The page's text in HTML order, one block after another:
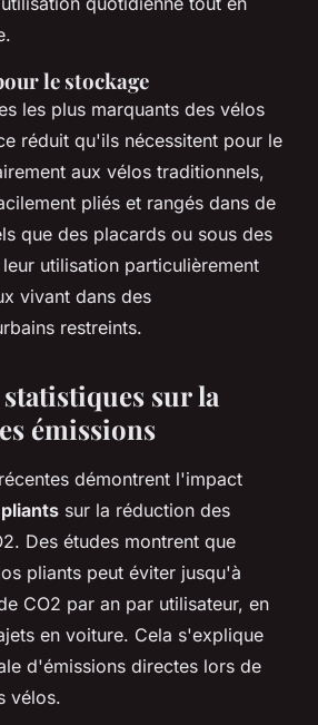
le stockage
les plus marquants des vélos
réduit qu'ils nécessitent pour le
aux vélos traditionnels,
pliés et rangés dans de
que des placards ou sous des
utilisation particulièrement
vivant dans des
restreints.
sur la
émissions
récentes démontrent l'impact
sur la réduction des
Des études montrent que
pliants peut éviter jusqu'à
CO2 par an par utilisateur, en
en voiture. Cela s'explique
d'émissions directes lors de
vélos.